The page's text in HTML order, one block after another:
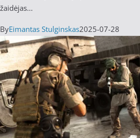
žaidėjas...
ByEimantas Stulginskas2025-07-28